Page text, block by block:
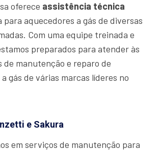
oferece assistência técnica
para aquecedores a gás de diversas
Com uma equipe treinada e
preparados para atender às
de manutenção e reparo de
gás de várias marcas líderes no
e Sakura
em serviços de manutenção para